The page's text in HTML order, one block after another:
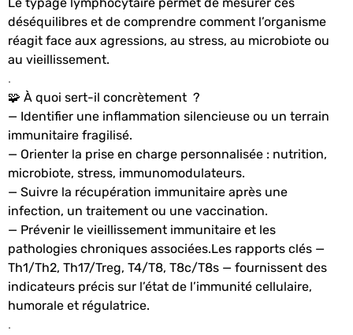
Le typage lymphocytaire permet de mesurer ces
déséquilibres et de comprendre comment l’organisme
réagit face aux agressions, au stress, au microbiote ou
au vieillissement.
.
🧩 À quoi sert-il concrètement ?
— Identifier une inflammation silencieuse ou un terrain
immunitaire fragilisé.
— Orienter la prise en charge personnalisée : nutrition,
microbiote, stress, immunomodulateurs.
— Suivre la récupération immunitaire après une
infection, un traitement ou une vaccination.
— Prévenir le vieillissement immunitaire et les
pathologies chroniques associées.Les rapports clés —
Th1/Th2, Th17/Treg, T4/T8, T8c/T8s — fournissent des
indicateurs précis sur l’état de l’immunité cellulaire,
humorale et régulatrice.
.